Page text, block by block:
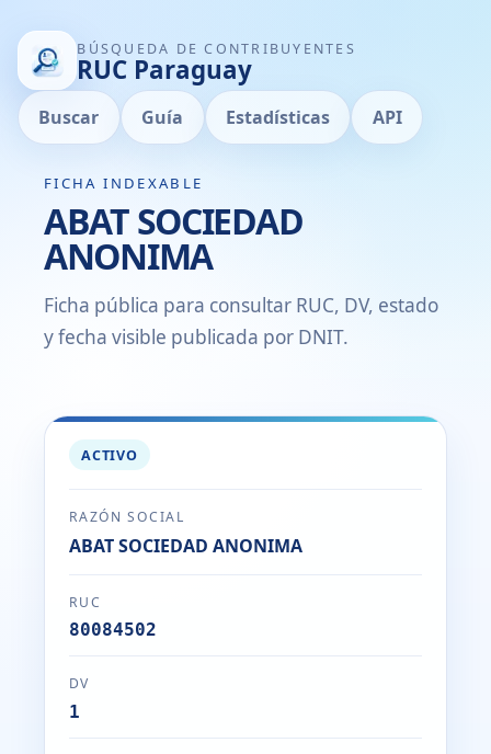
BÚSQUEDA DE CONTRIBUYENTES
RUC Paraguay
Buscar Guía Estadísticas API
FICHA INDEXABLE
ABAT SOCIEDAD
ANONIMA
Ficha pública para consultar RUC, DV, estado
y fecha visible publicada por DNIT.
ACTIVO
RAZÓN SOCIAL
ABAT SOCIEDAD ANONIMA
RUC
80084502
DV
1